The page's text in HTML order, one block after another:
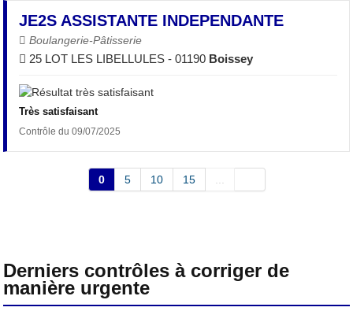
JE2S ASSISTANTE INDEPENDANTE
Boulangerie-Pâtisserie
25 LOT LES LIBELLULES - 01190 Boissey
Très satisfaisant
Contrôle du 09/07/2025
0 5 10 15 ...
Derniers contrôles à corriger de
manière urgente